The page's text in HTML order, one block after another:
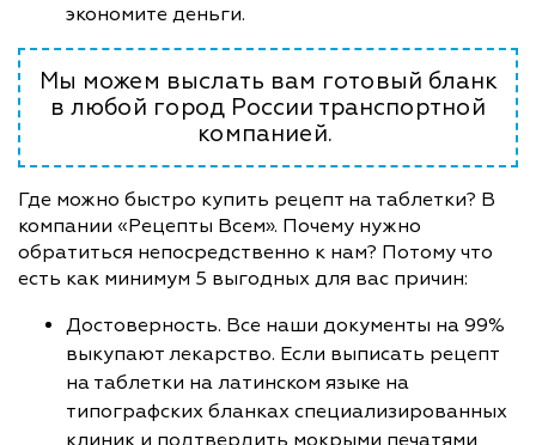
экономите деньги.
Мы можем выслать вам готовый бланк
в любой город России транспортной
компанией.
Где можно быстро купить рецепт на таблетки? В
компании «Рецепты Всем». Почему нужно
обратиться непосредственно к нам? Потому что
есть как минимум 5 выгодных для вас причин:
Достоверность. Все наши документы на 99%
выкупают лекарство. Если выписать рецепт
на таблетки на латинском языке на
типографских бланках специализированных
клиник и подтвердить мокрыми печатями